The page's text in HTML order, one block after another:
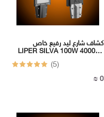
كشاف شارع ليد رفيع خاص
LIPER SILVA 100W 4000K (
(5)
0 ₪